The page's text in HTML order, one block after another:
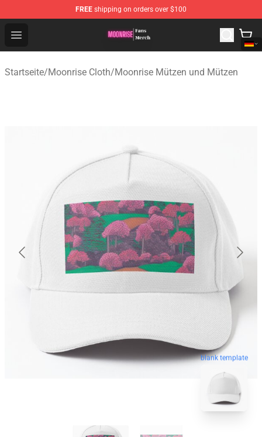
FREE shipping on orders over $100
Open menu
Moonrise Store - Official Moonrise Merchandise Shop
Startseite/Moonrise Cloth/Moonrise Mützen und Mützen
blank template